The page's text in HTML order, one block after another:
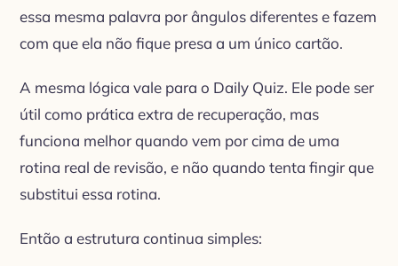
essa mesma palavra por ângulos diferentes e fazem
com que ela não fique presa a um único cartão.
A mesma lógica vale para o Daily Quiz. Ele pode ser
útil como prática extra de recuperação, mas
funciona melhor quando vem por cima de uma
rotina real de revisão, e não quando tenta fingir que
substitui essa rotina.
Então a estrutura continua simples: